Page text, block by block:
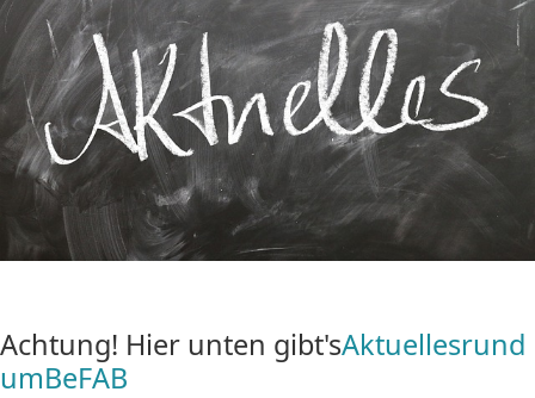
Achtung! Hier unten gibt'sAktuellesrund
umBeFAB